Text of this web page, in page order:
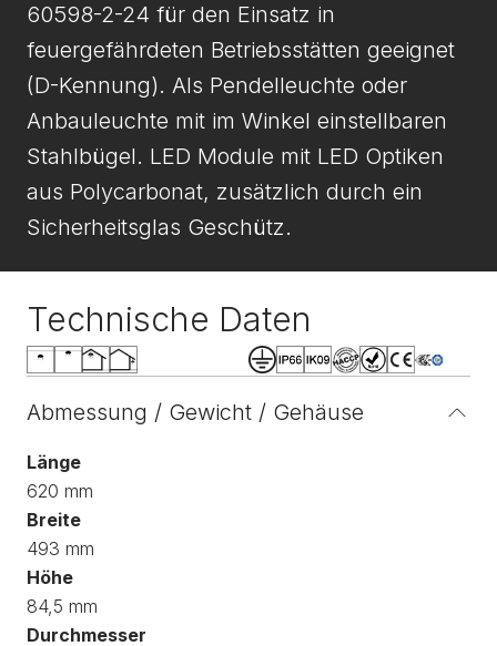
60598-2-24 für den Einsatz in
feuergefährdeten Betriebsstätten geeignet
(D-Kennung). Als Pendelleuchte oder
Anbauleuchte mit im Winkel einstellbaren
Stahlbügel. LED Module mit LED Optiken
aus Polycarbonat, zusätzlich durch ein
Sicherheitsglas Geschütz.
Technische Daten
Abmessung / Gewicht / Gehäuse
Länge
620 mm
Breite
493 mm
Höhe
84,5 mm
Durchmesser